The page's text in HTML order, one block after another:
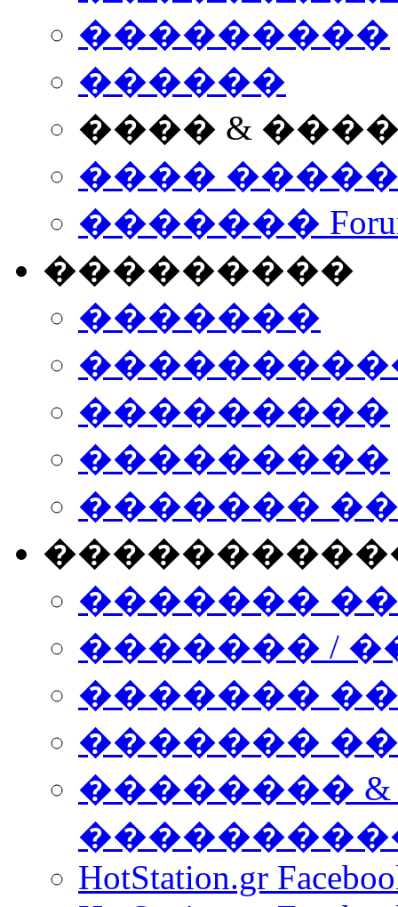
���������
������
���� &
����
�������
���������
�������
���������
���������
�������
�������
������� /
�������
������� ���
��������
HotStation.gr